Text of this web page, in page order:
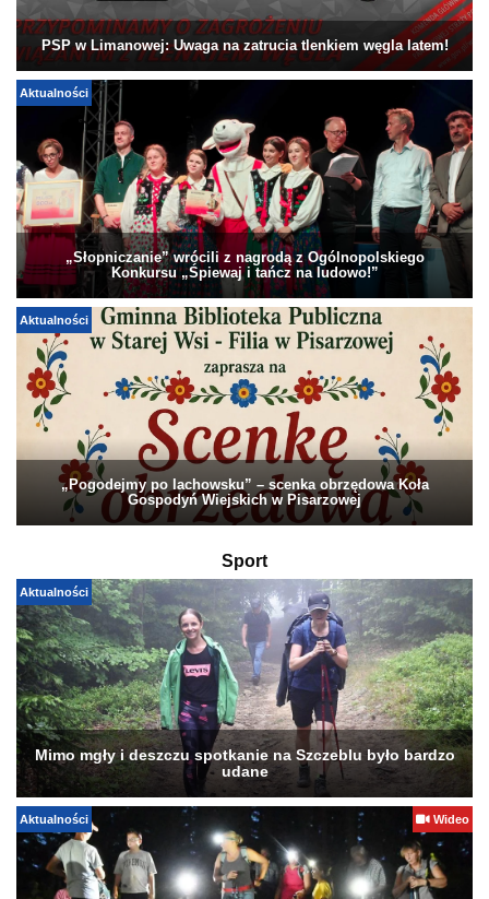
PSP w Limanowej: Uwaga na zatrucia tlenkiem węgla latem!
Aktualności
„Słopniczanie” wrócili z nagrodą z Ogólnopolskiego
Konkursu „Śpiewaj i tańcz na ludowo!”
Aktualności
„Pogodejmy po lachowsku” – scenka obrzędowa Koła
Gospodyń Wiejskich w Pisarzowej
Sport
Aktualności
Mimo mgły i deszczu spotkanie na Szczeblu było bardzo
udane
Aktualności Wideo